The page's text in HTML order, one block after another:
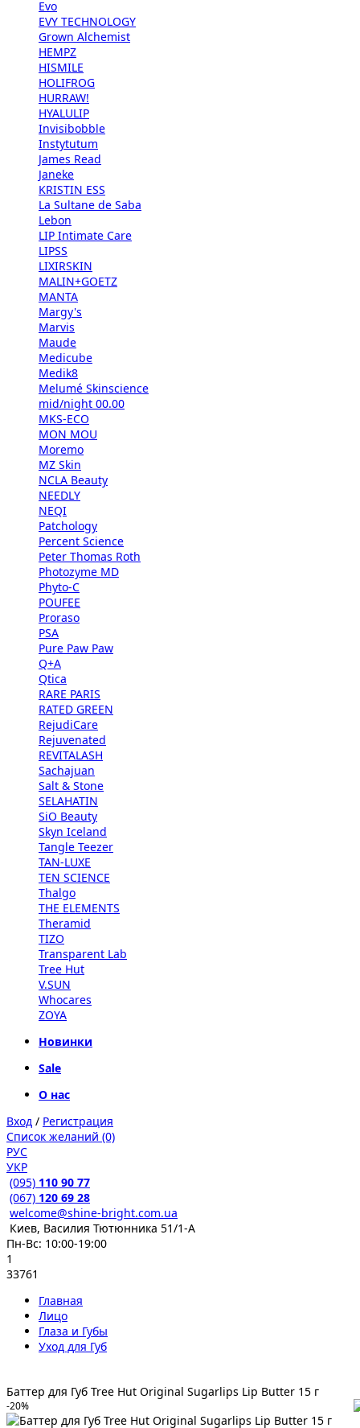
Evo
EVY TECHNOLOGY
Grown Alchemist
HEMPZ
HISMILE
HOLIFROG
HURRAW!
HYALULIP
Invisibobble
Instytutum
James Read
Janeke
KRISTIN ESS
La Sultane de Saba
Lebon
LIP Intimate Care
LIPSS
LIXIRSKIN
MALIN+GOETZ
MANTA
Margy's
Marvis
Maude
Medicube
Medik8
Melumé Skinscience
mid/night 00.00
MKS-ECO
MON MOU
Moremo
MZ Skin
NCLA Beauty
NEEDLY
NEQI
Patchology
Percent Science
Peter Thomas Roth
Photozyme MD
Phyto-C
POUFEE
Proraso
PSA
Pure Paw Paw
Q+A
Qtica
RARE PARIS
RATED GREEN
RejudiCare
Rejuvenated
REVITALASH
Sachajuan
Salt & Stone
SELAHATIN
SiO Beauty
Skyn Iceland
Tangle Teezer
TAN-LUXE
TEN SCIENCE
Thalgo
THE ELEMENTS
Theramid
TIZO
Transparent Lab
Tree Hut
V.SUN
Whocares
ZOYA
Новинки
Sale
О нас
Вход / Регистрация
Список желаний (0)
РУС
УКР
(095) 110 90 77
(067) 120 69 28
welcome@shine-bright.com.ua
Киев, Василия Тютюнника 51/1-А
Пн-Вс: 10:00-19:00
1
33761
Главная
Лицо
Глаза и Губы
Уход для Губ
Баттер для Губ Tree Hut Original Sugarlips Lip Butter 15 г
-20%